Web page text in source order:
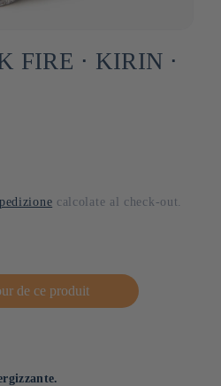
FIRE ⋅ KIRIN ⋅
calcolate al check-out.
de ce produit